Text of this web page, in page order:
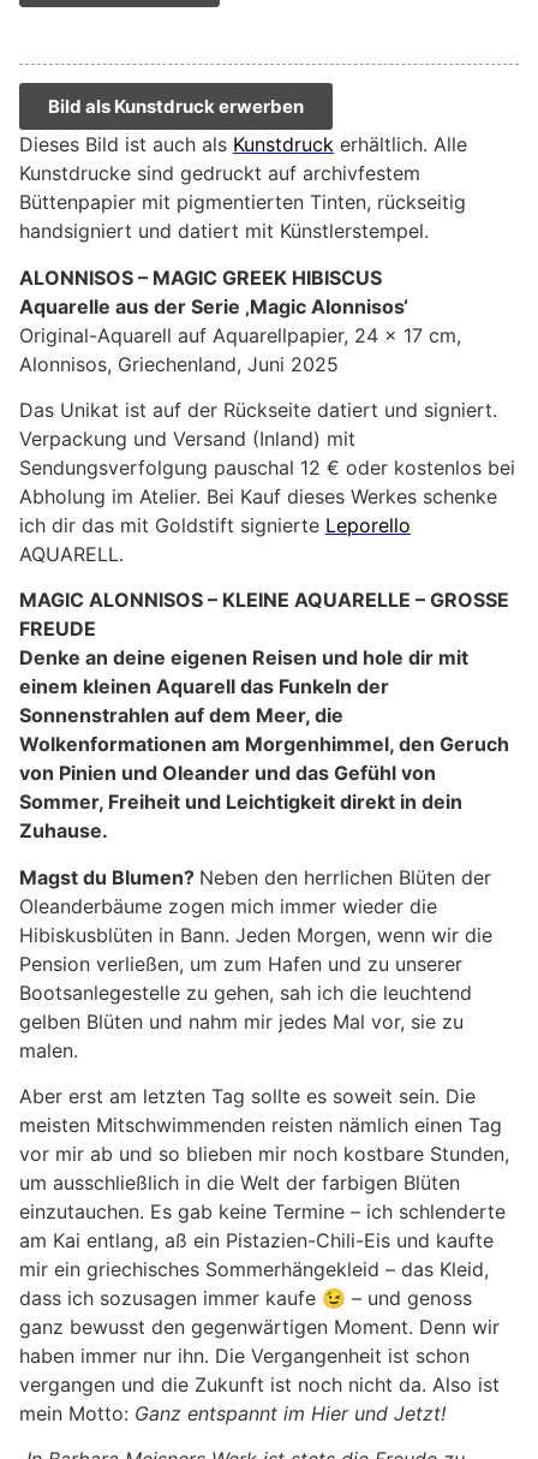
Bild als Kunstdruck erwerben
Dieses Bild ist auch als Kunstdruck erhältlich. Alle
Kunstdrucke sind gedruckt auf archivfestem
Büttenpapier mit pigmentierten Tinten, rückseitig
handsigniert und datiert mit Künstlerstempel.
ALONNISOS – MAGIC GREEK HIBISCUS
Aquarelle aus der Serie ‚Magic Alonnisos‘
Original-Aquarell auf Aquarellpapier, 24 x 17 cm,
Alonnisos, Griechenland, Juni 2025
Das Unikat ist auf der Rückseite datiert und signiert.
Verpackung und Versand (Inland) mit
Sendungsverfolgung pauschal 12 € oder kostenlos bei
Abholung im Atelier. Bei Kauf dieses Werkes schenke
ich dir das mit Goldstift signierte Leporello
AQUARELL.
MAGIC ALONNISOS – KLEINE AQUARELLE – GROSSE
FREUDE
Denke an deine eigenen Reisen und hole dir mit
einem kleinen Aquarell das Funkeln der
Sonnenstrahlen auf dem Meer, die
Wolkenformationen am Morgenhimmel, den Geruch
von Pinien und Oleander und das Gefühl von
Sommer, Freiheit und Leichtigkeit direkt in dein
Zuhause.
Magst du Blumen? Neben den herrlichen Blüten der
Oleanderbäume zogen mich immer wieder die
Hibiskusblüten in Bann. Jeden Morgen, wenn wir die
Pension verließen, um zum Hafen und zu unserer
Bootsanlegestelle zu gehen, sah ich die leuchtend
gelben Blüten und nahm mir jedes Mal vor, sie zu
malen.
Aber erst am letzten Tag sollte es soweit sein. Die
meisten Mitschwimmenden reisten nämlich einen Tag
vor mir ab und so blieben mir noch kostbare Stunden,
um ausschließlich in die Welt der farbigen Blüten
einzutauchen. Es gab keine Termine – ich schlenderte
am Kai entlang, aß ein Pistazien-Chili-Eis und kaufte
mir ein griechisches Sommerhängekleid – das Kleid,
dass ich sozusagen immer kaufe 😉 – und genoss
ganz bewusst den gegenwärtigen Moment. Denn wir
haben immer nur ihn. Die Vergangenheit ist schon
vergangen und die Zukunft ist noch nicht da. Also ist
mein Motto: Ganz entspannt im Hier und Jetzt!